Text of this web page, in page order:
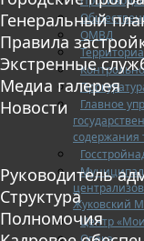
ОМВД
Главное
содержания
Жуковский
Центр
Генеральный
Правила
Экстренные
Медиа галерея
Новости
Руководитель
Структура
Полномочия